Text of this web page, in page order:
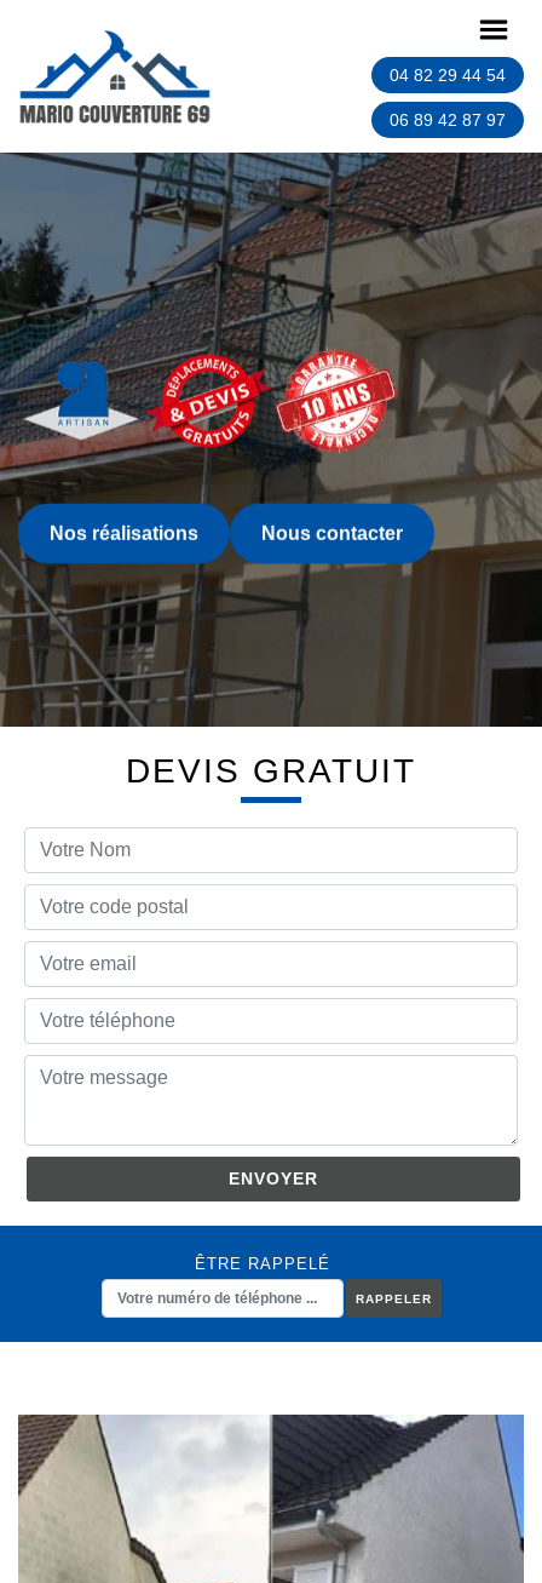
04 82 29 44 54
06 89 42 87 97
Nos réalisations Nous contacter
DEVIS GRATUIT
ÊTRE RAPPELÉ